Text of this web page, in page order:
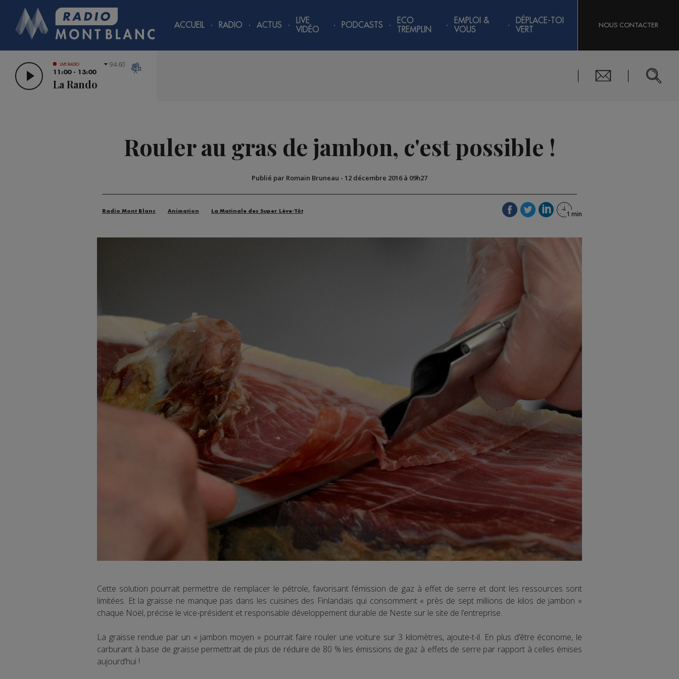
ACCUEIL RADIO ACTUS
LIVE
VIDÉO
PODCASTS
ECO
TREMPLIN
EMPLOI &
VOUS
DÉPLACE-TOI
VERT
NOUS CONTACTER
LIVE RADIO
11:00 - 13:00
La Rando
94.60
Rouler au gras de jambon, c'est possible !
Publié par Romain Bruneau - 12 décembre 2016 à 09h27
Radio Mont Blanc Animation La Matinale des Super Lève-Tôt
Cette solution pourrait permettre de remplacer le pétrole, favorisant l’émission de gaz à effet de serre et dont les ressources sont
limitées. Et la graisse ne manque pas dans les cuisines des Finlandais qui consomment « près de sept millions de kilos de jambon »
chaque Noël, précise le vice-président et responsable développement durable de Neste sur le site de l’entreprise.
La graisse rendue par un « jambon moyen » pourrait faire rouler une voiture sur 3 kilomètres, ajoute-t-il. En plus d’être économe, le
carburant à base de graisse permettrait de plus de réduire de 80 % les émissions de gaz à effets de serre par rapport à celles émises
aujourd’hui !